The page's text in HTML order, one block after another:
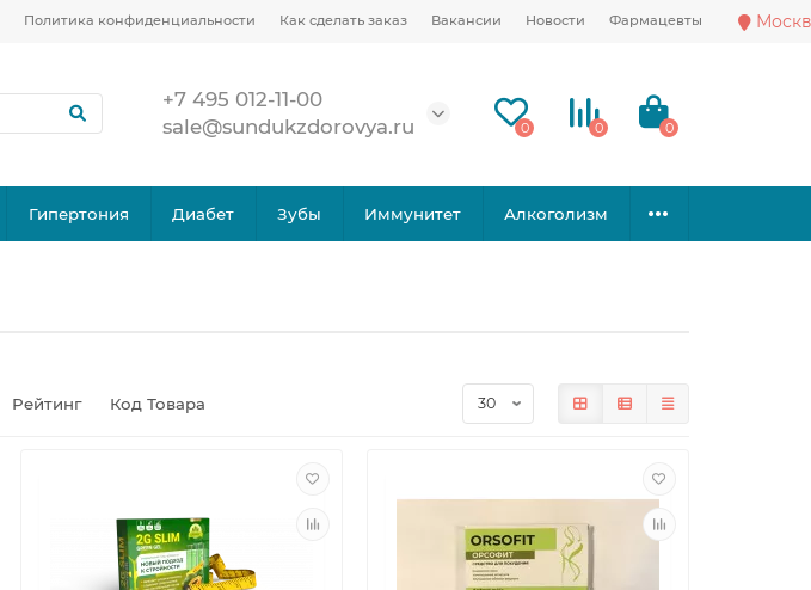
Политика конфиденциальности Как сделать заказ Вакансии Новости Фармацевты
+7 495 012-11-00
sale@sundukzdorovya.ru
0 0 0
Гипертония Диабет Зубы Иммунитет Алкоголизм
Рейтинг Код Товара